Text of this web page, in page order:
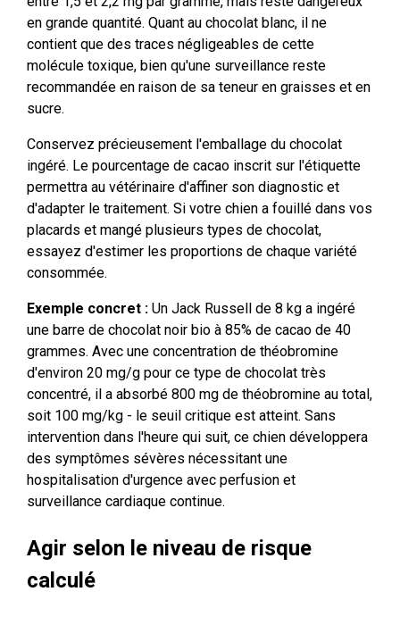
en grande quantité. Quant au chocolat blanc, il ne
contient que des traces négligeables de cette
molécule toxique, bien qu'une surveillance reste
recommandée en raison de sa teneur en graisses et en
sucre.
Conservez précieusement l'emballage du chocolat
ingéré. Le pourcentage de cacao inscrit sur l'étiquette
permettra au vétérinaire d'affiner son diagnostic et
d'adapter le traitement. Si votre chien a fouillé dans vos
placards et mangé plusieurs types de chocolat,
essayez d'estimer les proportions de chaque variété
consommée.
Exemple concret :Un Jack Russell de 8 kg a ingéré
une barre de chocolat noir bio à 85% de cacao de 40
grammes. Avec une concentration de théobromine
d'environ 20 mg/g pour ce type de chocolat très
concentré, il a absorbé 800 mg de théobromine au total,
soit 100 mg/kg - le seuil critique est atteint. Sans
intervention dans l'heure qui suit, ce chien développera
des symptômes sévères nécessitant une
hospitalisation d'urgence avec perfusion et
surveillance cardiaque continue.
Agir selon le niveau de risque
calculé